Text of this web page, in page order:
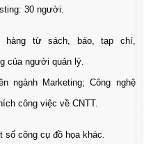
30 người.
hàng từ sách, báo, tạp chí,
của người quản lý.
ngành Marketing; Công nghệ
công việc về CNTT.
số công cụ đồ họa khác.